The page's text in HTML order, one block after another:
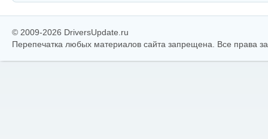
© 2009-2026 DriversUpdate.ru
Перепечатка любых материалов сайта запрещена. Все права